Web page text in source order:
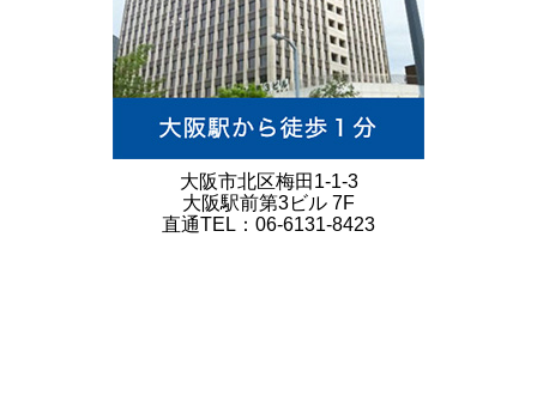
大阪市北区梅田1-1-3
大阪駅前第3ビル 7F
直通TEL：06-6131-8423